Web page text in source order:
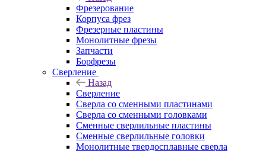
Фрезерование
Корпуса фрез
Фрезерные пластины
Монолитные фрезы
Запчасти
Борфрезы
Сверление
Назад
Сверление
Сверла со сменными пластинами
Сверла со сменными головками
Сменные сверлильные пластины
Сменные сверлильные головки
Монолитные твердосплавные сверла